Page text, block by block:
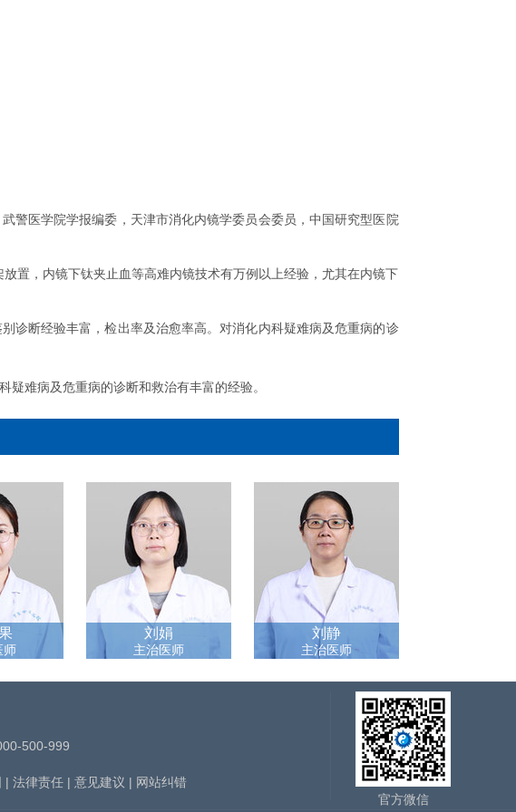
警医学院学报编委，天津市消化内镜学委员会委员，中国研究型医院
置，内镜下钛夹止血等高难内镜技术有万例以上经验，尤其在内镜下
诊断经验丰富，检出率及治愈率高。对消化内科疑难病及危重病的诊
难病及危重病的诊断和救治有丰富的经验。
师
刘娟
主治医师
刘静
主治医师
500-999
| 法律责任 | 意见建议 | 网站纠错
官方微信